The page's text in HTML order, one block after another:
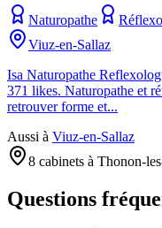
Naturopathe
Viuz-en-Sallaz
Isa Naturopathe
371 likes. Naturopathe et
retrouver forme et...
Aussi à Viuz-en-Sallaz
8 cabinets à Thonon-
Questions